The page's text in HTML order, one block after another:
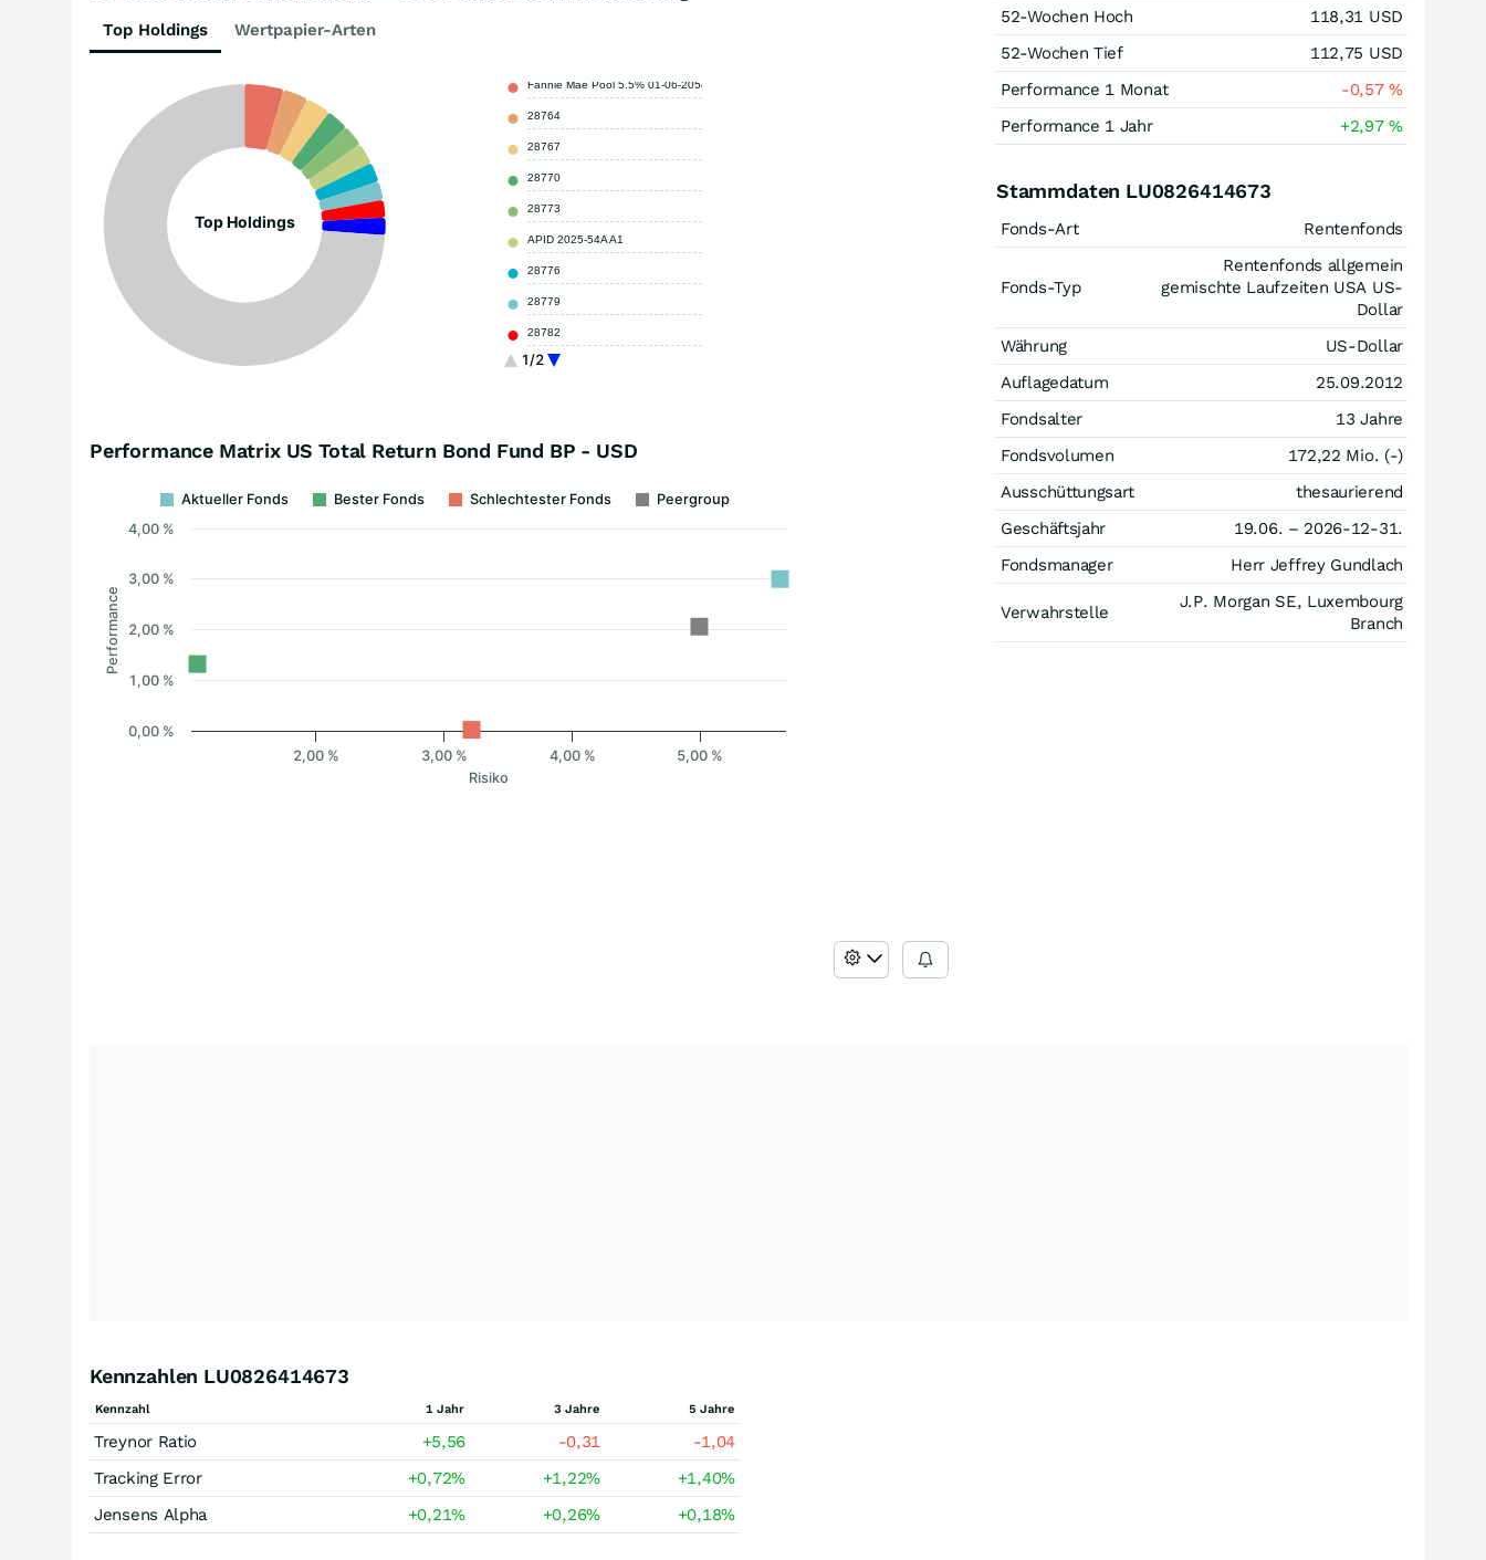
Top Holdings Wertpapier-Arten
Top Holdings
1/2
Fannie Mae Pool 5.5% 01-06-2054
28764
28767
28770
28773
APID 2025-54A A1
28776
28779
28782
28785
Performance Matrix US Total Return Bond Fund BP - USD
Risiko
Performance
Aktueller Fonds Bester Fonds Schlechtester Fonds Peergroup
2,00 % 3,00 % 4,00 % 5,00 %
0,00 %
1,00 %
2,00 %
3,00 %
4,00 %
52-Wochen Hoch
118,31 USD
52-Wochen Tief
112,75 USD
Performance 1 Monat
-0,57%
Performance 1 Jahr
+2,97%
Stammdaten LU0826414673
Fonds-Art Rentenfonds
Fonds-Typ
Rentenfonds allgemein
gemischte Laufzeiten USA US-
Dollar
Währung
US-Dollar
Auflagedatum
25.09.2012
Fondsalter
13 Jahre
Fondsvolumen
172,22 Mio. (-)
Ausschüttungsart
thesaurierend
Geschäftsjahr
19.06. – 2026-12-31.
Fondsmanager
Herr Jeffrey Gundlach
Verwahrstelle
J.P. Morgan SE, Luxembourg
Branch
Kennzahlen LU0826414673
Kennzahl 1 Jahr 3 Jahre 5 Jahre
Treynor Ratio +5,56 -0,31
-1,04
Tracking Error
+0,72% +1,22% +1,40%
Jensens Alpha
+0,21% +0,26% +0,18%